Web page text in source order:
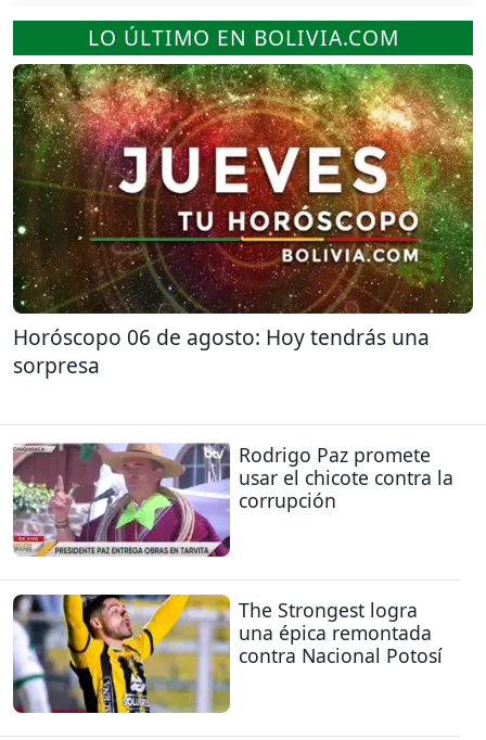
LO ÚLTIMO EN BOLIVIA.COM
Horóscopo 06 de agosto: Hoy tendrás una
sorpresa
Rodrigo Paz promete
usar el chicote contra la
corrupción
The Strongest logra
una épica remontada
contra Nacional Potosí